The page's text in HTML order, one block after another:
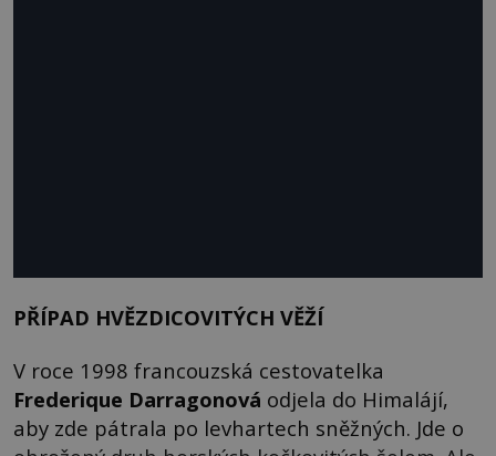
PŘÍPAD HVĚZDICOVITÝCH VĚŽÍ
V roce 1998 francouzská cestovatelka
Frederique Darragonová odjela do Himalájí,
aby zde pátrala po levhartech sněžných. Jde o